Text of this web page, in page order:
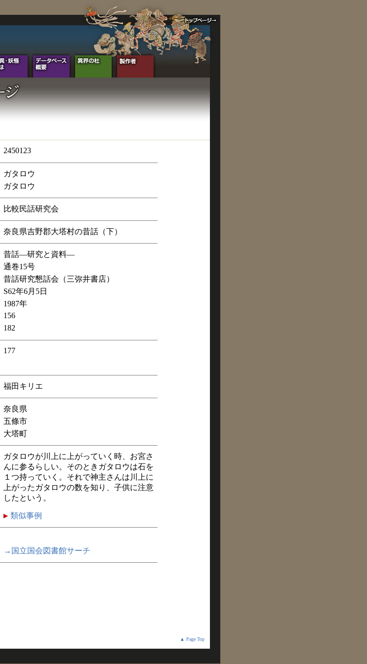
2450123
ガタロウ
ガタロウ
比較民話研究会
奈良県吉野郡大塔村の昔話（下）
昔話―研究と資料―
通巻15号
昔話研究懇話会（三弥井書店）
S62年6月5日
1987年
156
182
177
福田キリエ
奈良県
五條市
大塔町
ガタロウが川上に上がっていく時、お宮さ
んに参るらしい。そのときガタロウは石を
１つ持っていく。それで神主さんは川上に
上がったガタロウの数を知り、子供に注意
したという。
類似事例
→国立国会図書館サーチ
▲ Page Top